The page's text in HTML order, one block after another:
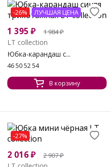
-26% ЛУЧШАЯ ЦЕНА
1 395 ₽ 1 984₽
LT collection
Юбка-карандаш с...
46 50 52 54
В корзину
-27%
2 016₽ 2 907₽